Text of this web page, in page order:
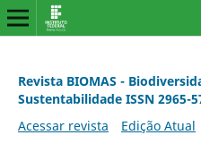
Revista BIOMAS -
Sustentabilidade ISSN 2965-
Acessar revista
Edição Atual